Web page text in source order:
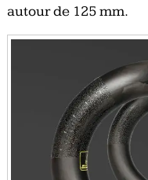
autour de 125 mm.